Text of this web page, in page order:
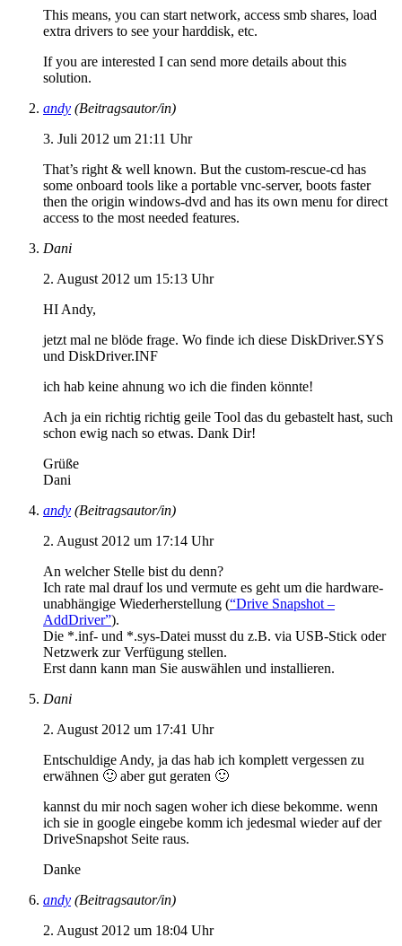
This means, you can start network, access smb shares, load
extra drivers to see your harddisk, etc.
If you are interested I can send more details about this
solution.
andy (Beitragsautor/in)
3. Juli 2012 um 21:11 Uhr
That’s right & well known. But the custom-rescue-cd has
some onboard tools like a portable vnc-server, boots faster
then the origin windows-dvd and has its own menu for direct
access to the most needed features.
Dani
2. August 2012 um 15:13 Uhr
HI Andy,
jetzt mal ne blöde frage. Wo finde ich diese DiskDriver.SYS
und DiskDriver.INF
ich hab keine ahnung wo ich die finden könnte!
Ach ja ein richtig richtig geile Tool das du gebastelt hast, such
schon ewig nach so etwas. Dank Dir!
Grüße
Dani
andy (Beitragsautor/in)
2. August 2012 um 17:14 Uhr
An welcher Stelle bist du denn?
Ich rate mal drauf los und vermute es geht um die hardware-
unabhängige Wiederherstellung (“Drive Snapshot –
AddDriver”).
Die *.inf- und *.sys-Datei musst du z.B. via USB-Stick oder
Netzwerk zur Verfügung stellen.
Erst dann kann man Sie auswählen und installieren.
Dani
2. August 2012 um 17:41 Uhr
Entschuldige Andy, ja das hab ich komplett vergessen zu
erwähnen 🙂 aber gut geraten 🙂
kannst du mir noch sagen woher ich diese bekomme. wenn
ich sie in google eingebe komm ich jedesmal wieder auf der
DriveSnapshot Seite raus.
Danke
andy (Beitragsautor/in)
2. August 2012 um 18:04 Uhr